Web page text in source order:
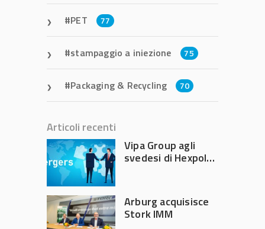
PET 77
stampaggio a iniezione 75
Packaging & Recycling 70
Articoli recenti
Vipa Group agli
svedesi di Hexpol
Arburg acquisisce
Stork IMM